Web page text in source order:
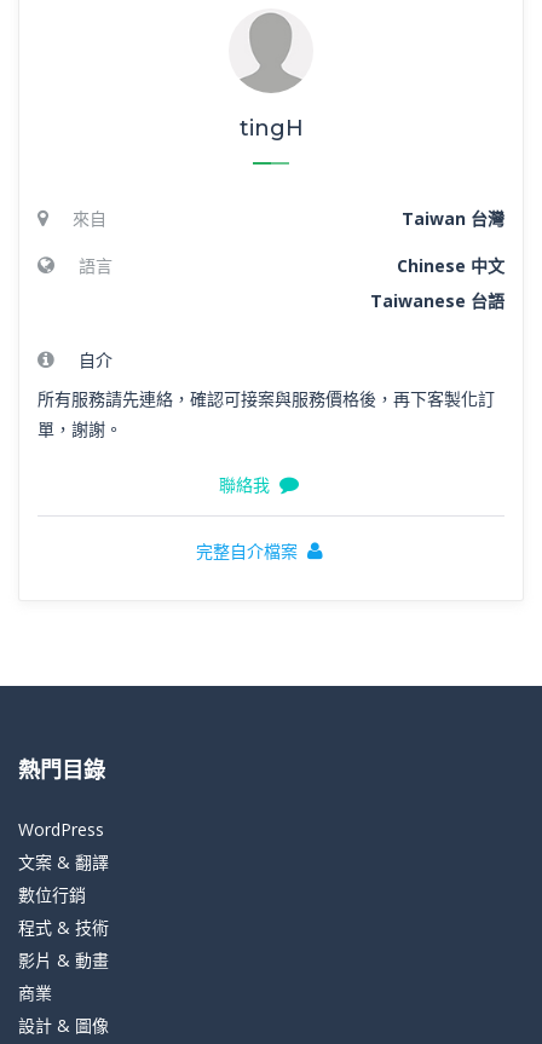
tingH
來自 Taiwan 台灣
語言
Chinese 中文
Taiwanese 台語
自介
所有服務請先連絡，確認可接案與服務價格後，再下客製化訂
單，謝謝。
聯絡我
完整自介檔案
熱門目錄
WordPress
文案 & 翻譯
數位行銷
程式 & 技術
影片 & 動畫
商業
設計 & 圖像